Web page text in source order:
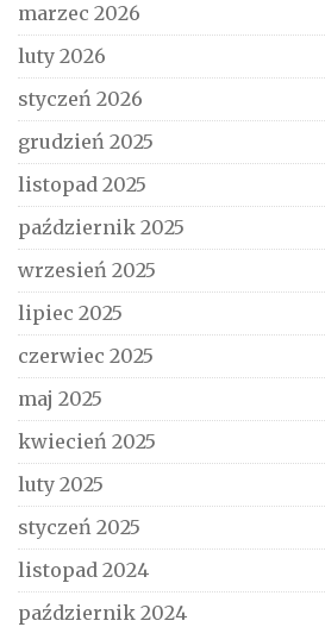
marzec 2026
luty 2026
styczeń 2026
grudzień 2025
listopad 2025
październik 2025
wrzesień 2025
lipiec 2025
czerwiec 2025
maj 2025
kwiecień 2025
luty 2025
styczeń 2025
listopad 2024
październik 2024